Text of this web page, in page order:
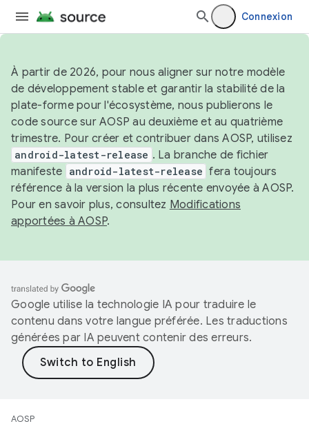
Connexion
À partir de 2026, pour nous aligner sur notre modèle
de développement stable et garantir la stabilité de la
plate-forme pour l'écosystème, nous publierons le
code source sur AOSP au deuxième et au quatrième
trimestre. Pour créer et contribuer dans AOSP, utilisez
android-latest-release . La branche de fichier
manifeste android-latest-release fera toujours
référence à la version la plus récente envoyée à AOSP.
Pour en savoir plus, consultez Modifications
apportées à AOSP.
Google utilise la technologie IA pour traduire le
contenu dans votre langue préférée. Les traductions
générées par IA peuvent contenir des erreurs.
AOSP